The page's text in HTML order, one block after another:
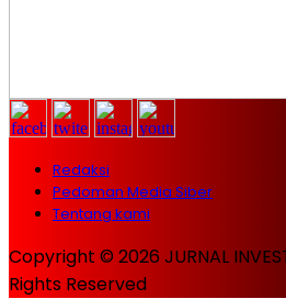
Redaksi
Pedoman Media Siber
Tentang kami
Copyright © 2026 JURNAL
Rights Reserved